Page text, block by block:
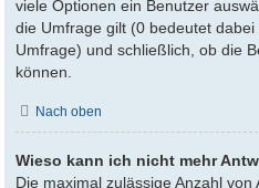
viele Optionen ein Benutzer
die Umfrage gilt (0 bedeutet
Umfrage) und schließlich, ob die
können.
Nach oben
Wieso kann ich nicht mehr
Die maximal zulässige Anzahl